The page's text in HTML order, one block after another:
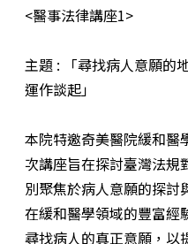
<醫事法律講座1>
主題 : 「尋找病人意願的
運作談起」
本院特邀奇美醫院緩和醫
次講座旨在探討臺灣法規
別聚焦於病人意願的探討
在緩和醫學領域的豐富經
尋找病人的真正意願，以